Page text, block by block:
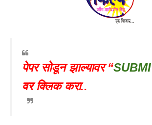
पेपर सोडून झाल्यावर “
वर क्लिक करा..